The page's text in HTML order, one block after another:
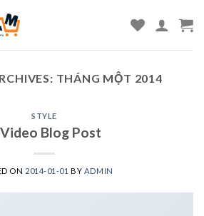
THÁNG MỘT 2014
STYLE
Blog Post
ON 2014-01-01 BY ADMIN